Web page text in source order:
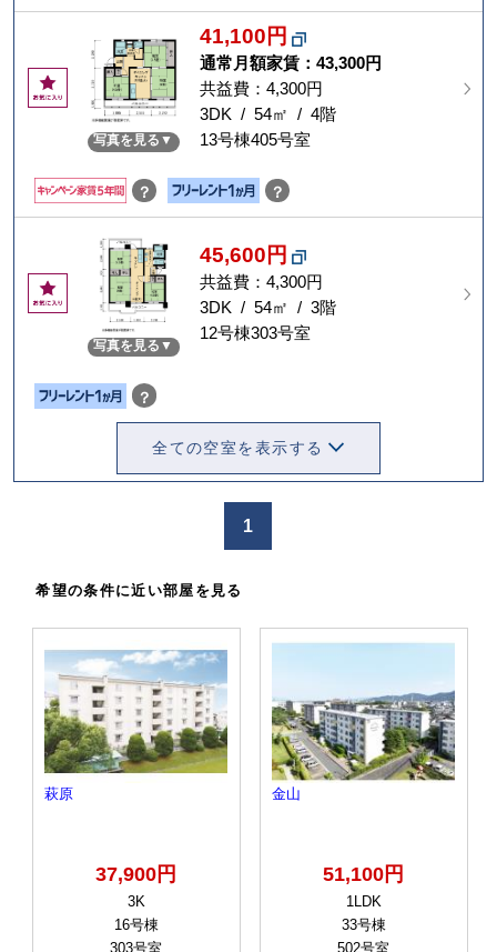
お
気
写真を見る
41,100円
通常月額家賃：43,300円
共益費：4,300円
3DK / 54㎡ / 4階
13号棟405号室
？ ？
お
気
写真を見る
45,600円
共益費：4,300円
3DK / 54㎡ / 3階
12号棟303号室
？
全ての空室を表示する
1
希望の条件に近い部屋を見る
萩原
37,900円
3K
16号棟
303号室
金山
51,100円
1LDK
33号棟
502号室